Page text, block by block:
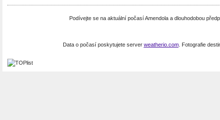
Podívejte se na aktuální počasí Amendola a dlouhodobou
Data o počasí poskytujete server weatherio.com. Fotografie